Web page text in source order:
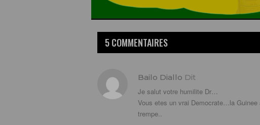
5 COMMENTAIRES
Bailo Diallo Dit
Je salut votre humilite Dr…
Vous etes un vrai Democrate…la
trempe..